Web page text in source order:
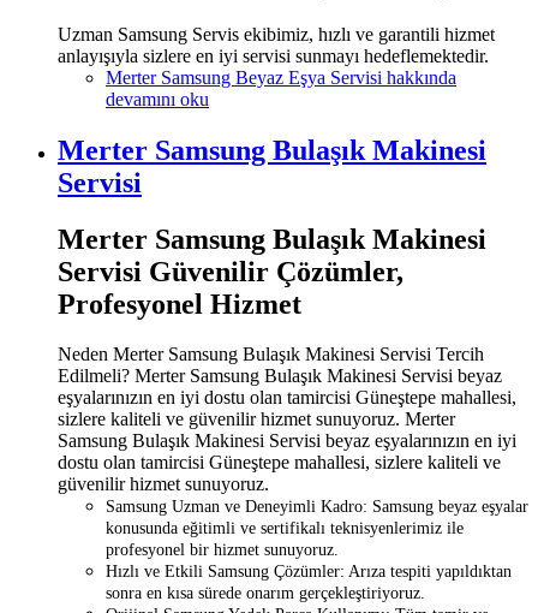
Uzman Samsung Servis ekibimiz, hızlı ve garantili hizmet
anlayışıyla sizlere en iyi servisi sunmayı hedeflemektedir.
Merter Samsung Beyaz Eşya Servisi hakkında
devamını oku
Merter Samsung Bulaşık Makinesi
Servisi
Merter Samsung Bulaşık Makinesi
Servisi Güvenilir Çözümler,
Profesyonel Hizmet
Neden Merter Samsung Bulaşık Makinesi Servisi Tercih
Edilmeli? Merter Samsung Bulaşık Makinesi Servisi beyaz
eşyalarınızın en iyi dostu olan tamircisi Güneştepe mahallesi,
sizlere kaliteli ve güvenilir hizmet sunuyoruz. Merter
Samsung Bulaşık Makinesi Servisi beyaz eşyalarınızın en iyi
dostu olan tamircisi Güneştepe mahallesi, sizlere kaliteli ve
güvenilir hizmet sunuyoruz.
Samsung Uzman ve Deneyimli Kadro: Samsung beyaz eşyalar
konusunda eğitimli ve sertifikalı teknisyenlerimiz ile
profesyonel bir hizmet sunuyoruz.
Hızlı ve Etkili Samsung Çözümler: Arıza tespiti yapıldıktan
sonra en kısa sürede onarım gerçekleştiriyoruz.